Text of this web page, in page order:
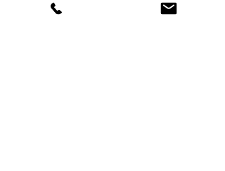
寒いこの時期も身体を動かして、来た